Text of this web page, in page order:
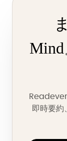
Readever
即時要約